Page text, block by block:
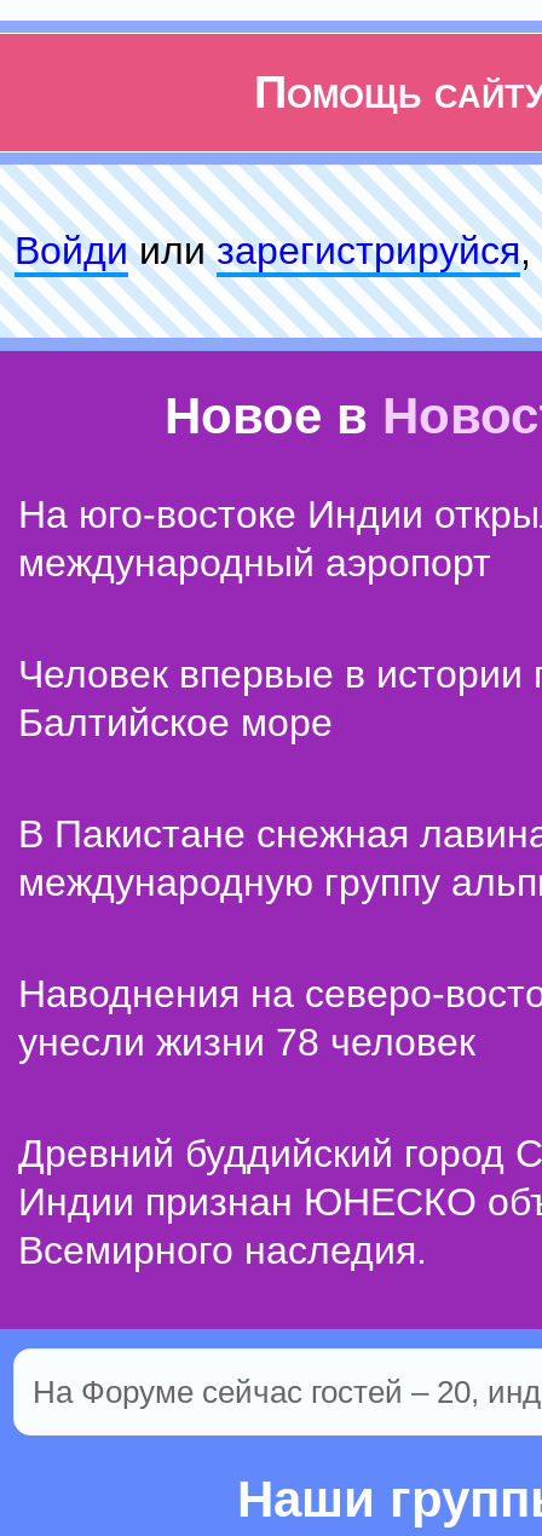
Помощь
Войдиилизарeгиcтpируйся,
Новое в
На юго-востоке Индии
международный аэропорт
Человек впервые в истории
Балтийское море
В Пакистане снежная
международную группу
Наводнения на северо-
унесли жизни 78 человек
Древний буддийский город
Индии признан ЮНЕСКО
Всемирного наследия.
На Форуме сейчас гостей – 20,
Наши